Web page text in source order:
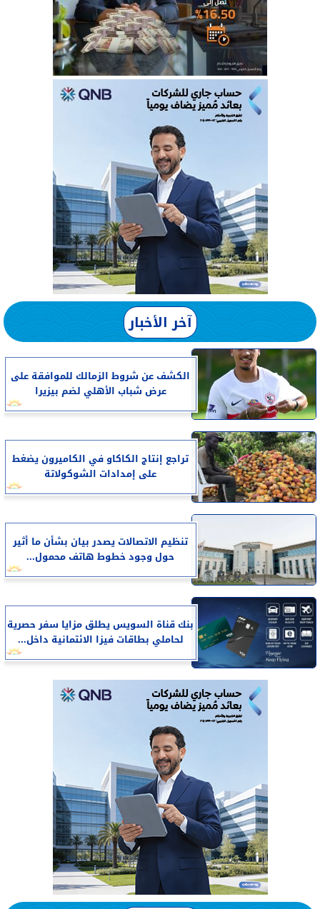
آخر الأخبار
الكشف عن شروط الزمالك للموافقة على
عرض شباب الأهلي لضم بيزيرا
تراجع إنتاج الكاكاو في الكاميرون يضغط
على إمدادات الشوكولاتة
تنظيم الاتصالات يصدر بيان بشأن ما أثير
حول وجود خطوط هاتف محمول...
بنك قناة السويس يطلق مزايا سفر حصرية
لحاملي بطاقات فيزا الائتمانية داخل...